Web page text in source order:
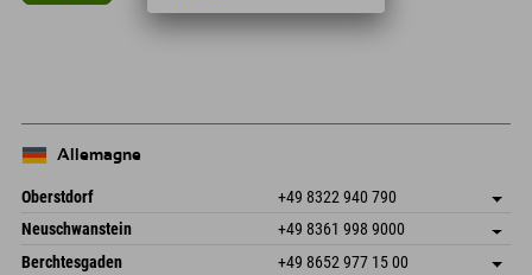
Leaflet| Map data © OpenStreetMap contributors
Allemagne
Oberstdorf +49 8322 940 790
An der Breitach 3
Allemagne
Enregistrer l'adresse
Réservation
Neuschwanstein +49 8361 998 9000
An der Riese 45
Enregistrer l'adresse
Berchtesgaden +49 8652 977 15 00